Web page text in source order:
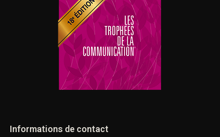
Informations de contact